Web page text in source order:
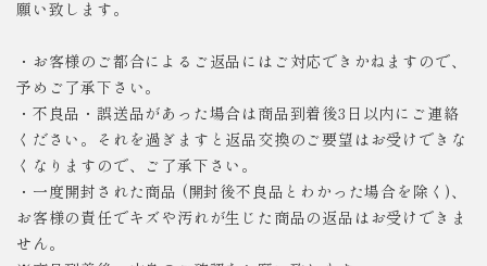
願い致します。
・お客様のご都合によるご返品にはご対応できかねますので、
予めご了承下さい。
・不良品・誤送品があった場合は商品到着後3日以内にご連絡
ください。それを過ぎますと返品交換のご要望はお受けできな
くなりますので、ご了承下さい。
・一度開封された商品 (開封後不良品とわかった場合を除く)、
お客様の責任でキズや汚れが生じた商品の返品はお受けできま
せん。